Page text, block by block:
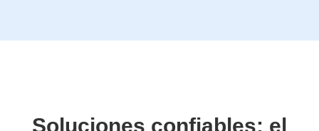
Soluciones confiables: el